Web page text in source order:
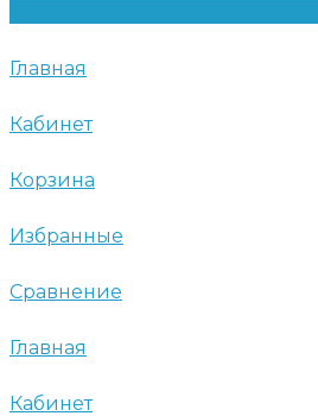
Главная
Кабинет
Корзина
Избранные
Сравнение
Главная
Кабинет